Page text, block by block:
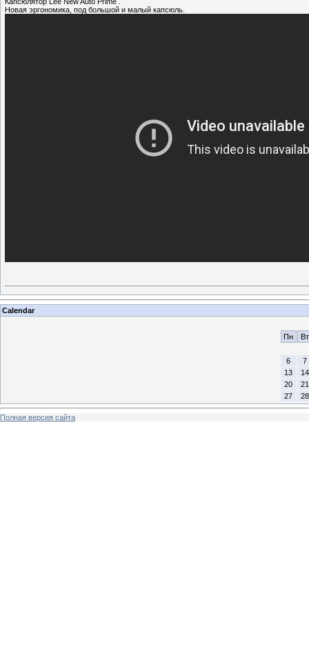
Новая эргономика, под большой и малый капсюль.
Calendar
Пн Вт
6
7
13
14
20
21
27
28
Полная версия сайта